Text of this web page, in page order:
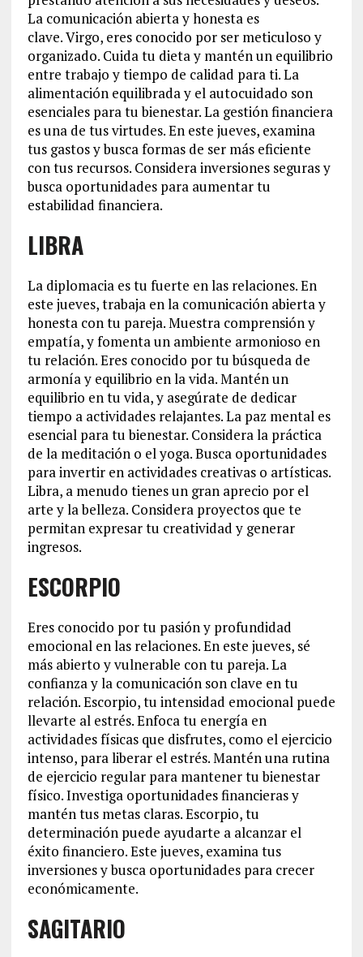
La comunicación abierta y honesta es
clave. Virgo, eres conocido por ser meticuloso y
organizado. Cuida tu dieta y mantén un equilibrio
entre trabajo y tiempo de calidad para ti. La
alimentación equilibrada y el autocuidado son
esenciales para tu bienestar. La gestión financiera
es una de tus virtudes. En este jueves, examina
tus gastos y busca formas de ser más eficiente
con tus recursos. Considera inversiones seguras y
busca oportunidades para aumentar tu
estabilidad financiera.
LIBRA
La diplomacia es tu fuerte en las relaciones. En
este jueves, trabaja en la comunicación abierta y
honesta con tu pareja. Muestra comprensión y
empatía, y fomenta un ambiente armonioso en
tu relación. Eres conocido por tu búsqueda de
armonía y equilibrio en la vida. Mantén un
equilibrio en tu vida, y asegúrate de dedicar
tiempo a actividades relajantes. La paz mental es
esencial para tu bienestar. Considera la práctica
de la meditación o el yoga. Busca oportunidades
para invertir en actividades creativas o artísticas.
Libra, a menudo tienes un gran aprecio por el
arte y la belleza. Considera proyectos que te
permitan expresar tu creatividad y generar
ingresos.
ESCORPIO
Eres conocido por tu pasión y profundidad
emocional en las relaciones. En este jueves, sé
más abierto y vulnerable con tu pareja. La
confianza y la comunicación son clave en tu
relación. Escorpio, tu intensidad emocional puede
llevarte al estrés. Enfoca tu energía en
actividades físicas que disfrutes, como el ejercicio
intenso, para liberar el estrés. Mantén una rutina
de ejercicio regular para mantener tu bienestar
físico. Investiga oportunidades financieras y
mantén tus metas claras. Escorpio, tu
determinación puede ayudarte a alcanzar el
éxito financiero. Este jueves, examina tus
inversiones y busca oportunidades para crecer
económicamente.
SAGITARIO